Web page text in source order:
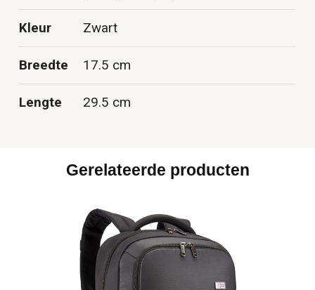
Kleur Zwart
Breedte 17.5 cm
Lengte 29.5 cm
Gerelateerde producten